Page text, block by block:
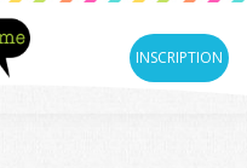
INSCRIPTION